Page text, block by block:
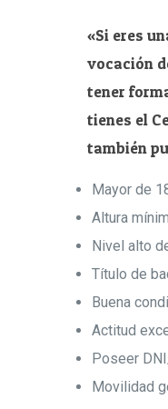
«Si eres
vocación
tener
tienes el
también
Mayor de
Altura
Nivel alto
Título de
Buena
Actitud
Poseer
Movilidad